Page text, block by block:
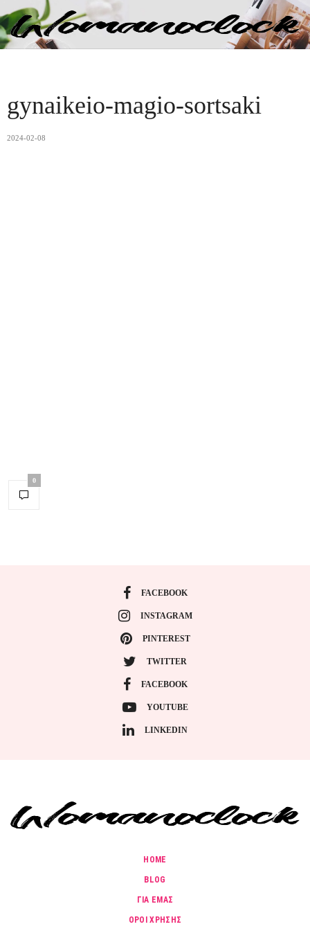
gynaikeio-magio-sortsaki
2024-02-08
0
FACEBOOK
INSTAGRAM
PINTEREST
TWITTER
FACEBOOK
YOUTUBE
LINKEDIN
HOME
BLOG
ΓΙΑ ΕΜΑΣ
ΟΡΟΙ ΧΡΗΣΗΣ